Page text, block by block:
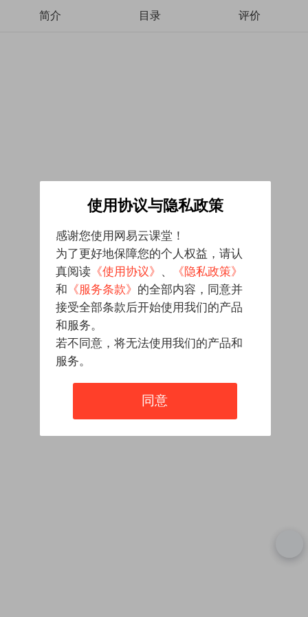
简介 目录 评价
使用协议与隐私政策
感谢您使用网易云课堂！
为了更好地保障您的个人权益，请认
真阅读 《使用协议》 、
《隐私政策》
和 《服务条款》 的全部内容，同意并
接受全部条款后开始使用我们的产品
和服务。
若不同意，将无法使用我们的产品和
服务。
同意